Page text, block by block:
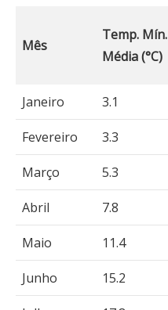
Mês
Temp. Mín.
Média (°C)
Janeiro
3.1
Fevereiro 3.3
Março 5.3
Abril 7.8
Maio 11.4
Junho 15.2